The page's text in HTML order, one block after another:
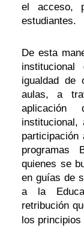
el acceso,
estudiantes.
De esta
igualdad de
aulas, a
aplicación
institucional,
programas
quienes se
en guías de
a la
retribución
los